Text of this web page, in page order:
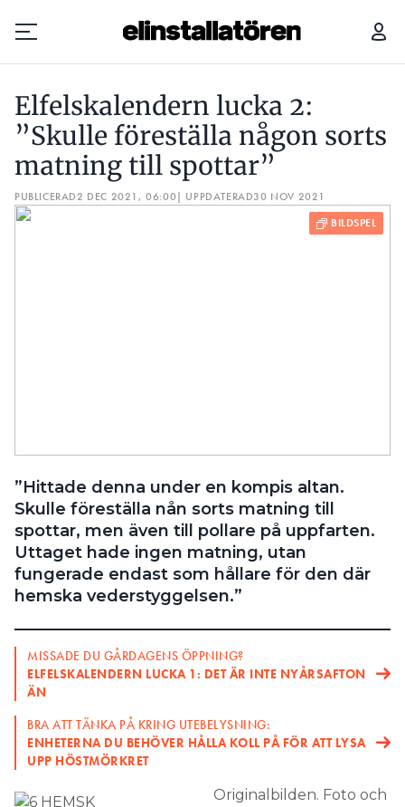
Prenumerera
Hantera prenumeration
Lediga jobb
SEARCH
Elfelskalendern lucka 2:
”Skulle föreställa någon sorts
matning till spottar”
PUBLICERAD2 DEC 2021, 06:00| UPPDATERAD30 NOV 2021
”Hittade denna under en kompis altan.
Skulle föreställa nån sorts matning till
spottar, men även till pollare på uppfarten.
Uttaget hade ingen matning, utan
fungerade endast som hållare för den där
hemska vederstyggelsen.”
MISSADE DU GÅRDAGENS ÖPPNING?
ELFELSKALENDERN LUCKA 1: DET ÄR INTE NYÅRSAFTON
ÄN
BRA ATT TÄNKA PÅ KRING UTEBELYSNING:
ENHETERNA DU BEHÖVER HÅLLA KOLL PÅ FÖR ATT LYSA
UPP HÖSTMÖRKRET
Originalbilden. Foto och